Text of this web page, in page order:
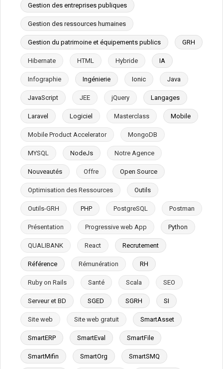
Gestion des entreprises publiques
Gestion des ressources humaines
Gestion du patrimoine et équipements publics GRH
Hibernate HTML Hybride IA
Infographie Ingénierie Ionic Java
JavaScript JEE jQuery Langages
Laravel Logiciel Masterclass Mobile
Mobile Product Accelerator MongoDB
MYSQL NodeJs Notre Agence
Nouveautés Offre Open Source
Optimisation des Ressources Outils
Outils-GRH PHP PostgreSQL Postman
Présentation Progressive web App Python
QUALIBANK React Recrutement
Référence Rémunération RH
Ruby on Rails Santé Scala SEO
Serveur et BD SGED SGRH SI
Site web Site web gratuit SmartAsset
SmartERP SmartEval SmartFile
SmartMifin SmartOrg SmartSMQ